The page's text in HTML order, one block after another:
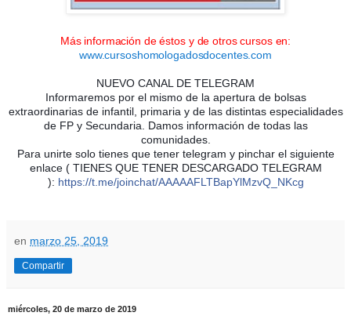
Más información de éstos y de otros cursos en:
www.cursoshomologadosdocentes.com
NUEVO CANAL DE TELEGRAM
Informaremos por el mismo de la apertura de bolsas
extraordinarias de infantil, primaria y de las distintas especialidades
de FP y Secundaria. Damos información de todas las
comunidades.
Para unirte solo tienes que tener telegram y pinchar el siguiente
enlace ( TIENES QUE TENER DESCARGADO TELEGRAM
): https://t.me/joinchat/AAAAAFLTBapYlMzvQ_NKcg
en marzo 25, 2019
Compartir
miércoles, 20 de marzo de 2019